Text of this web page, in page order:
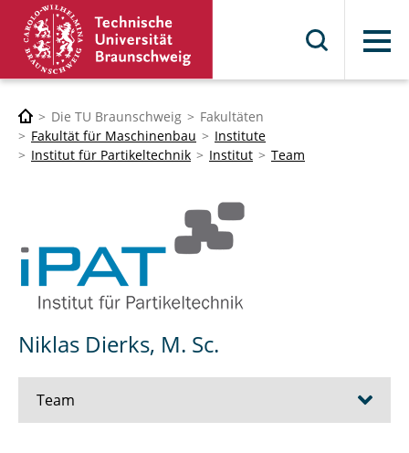
Menü
Die TU Braunschweig
Fakultäten
Fakultät für Maschinenbau
Institute
Institut für Partikeltechnik
Institut Team
Niklas Dierks, M. Sc.
Team